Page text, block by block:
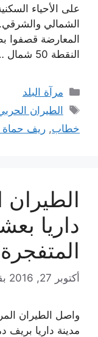
على الأحياء
الشمالي
النقطة 50 شمال …
التصنيفات
مرآة البلد
الوسوم
الطيران
خطاب, ريف حماة
داريا
المتفجرة
أكتوبر 27, 2016
واصل الطيران
مدينة داريا